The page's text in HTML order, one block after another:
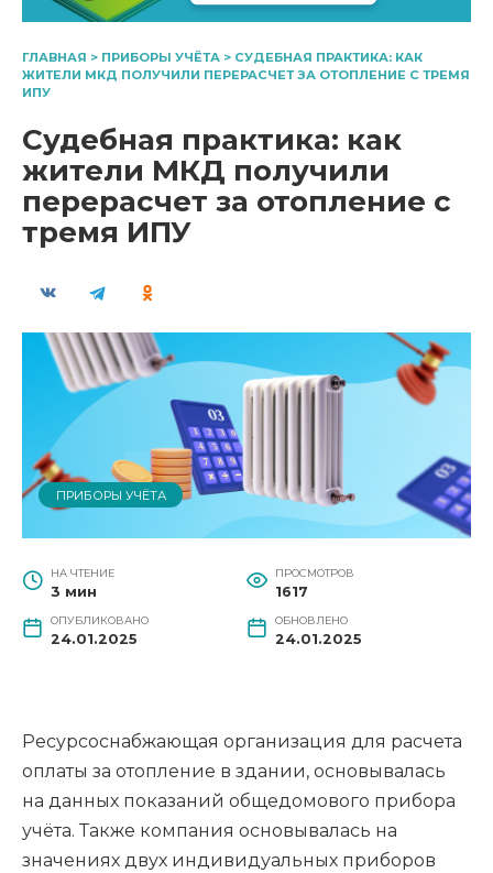
ГЛАВНАЯ > ПРИБОРЫ УЧЁТА > СУДЕБНАЯ ПРАКТИКА: КАК
ЖИТЕЛИ МКД ПОЛУЧИЛИ ПЕРЕРАСЧЕТ ЗА ОТОПЛЕНИЕ С ТРЕМЯ
ИПУ
Судебная практика: как
жители МКД получили
перерасчет за отопление с
тремя ИПУ
ПРИБОРЫ УЧЁТА
НА ЧТЕНИЕ
3 мин
ПРОСМОТРОВ
1617
ОПУБЛИКОВАНО
24.01.2025
ОБНОВЛЕНО
24.01.2025
Ресурсоснабжающая организация для расчета
оплаты за отопление в здании, основывалась
на данных показаний общедомового прибора
учёта. Также компания основывалась на
значениях двух индивидуальных приборов